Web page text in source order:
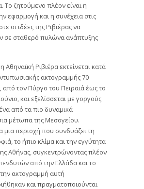
Το ζητούμενο πλέον είναι η
εφαρμογή και η συνέχεια στις
οι ιδέες της Ριβιέρας να
σε σταθερό πυλώνα ανάπτυξης
Αθηναϊκή Ριβιέρα εκτείνεται κατά
ακτογραμμής 70
από τον Πύργο του Πειραιά έως το
και εξελίσσεται με γοργούς
από τα πιο δυναμικά
μέτωπα της Μεσογείου.
μια περιοχή που συνδυάζει τη
το ήπιο κλίμα και την εγγύτητα
Αθήνας, συγκεντρώνοντας πλέον
από την Ελλάδα και το
ακτογραμμή αυτή
και πραγματοποιούνται